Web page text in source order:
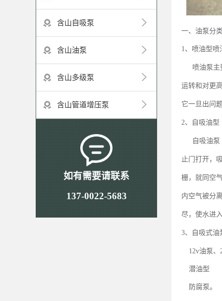
含山自吸泵
含山油泵
含山多级泵
含山管道增压泵
如有需要请联系
137-0022-5683
一、油泵分
1、喷油型喷
喷油泵
运转和对更
它一旦出问
2、自吸油型
自吸油泵
止门打开，
栅，就同空
内空气被分
尽，使水进
3、自吸式油
12v油泵、
潜油型
防腐泵。